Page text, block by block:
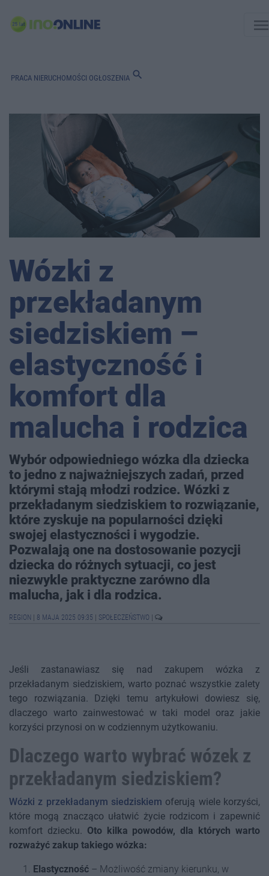
PRACA NIERUCHOMOŚCI OGŁOSZENIA search
Wózki z
przekładanym
siedziskiem –
elastyczność i
komfort dla
malucha i rodzica
Wybór odpowiedniego wózka dla dziecka
to jedno z najważniejszych zadań, przed
którymi stają młodzi rodzice. Wózki z
przekładanym siedziskiem to rozwiązanie,
które zyskuje na popularności dzięki
swojej elastyczności i wygodzie.
Pozwalają one na dostosowanie pozycji
dziecka do różnych sytuacji, co jest
niezwykle praktyczne zarówno dla
malucha, jak i dla rodzica.
REGION 8 MAJA 2025 09:35 SPOŁECZEŃSTWO
Jeśli zastanawiasz się nad zakupem wózka z
przekładanym siedziskiem, warto poznać wszystkie zalety
tego rozwiązania. Dzięki temu artykułowi dowiesz się,
dlaczego warto zainwestować w taki model oraz jakie
korzyści przynosi on w codziennym użytkowaniu.
Dlaczego warto wybrać wózek z
przekładanym siedziskiem?
Wózki z przekładanym siedziskiem oferują wiele korzyści,
które mogą znacząco ułatwić życie rodzicom i zapewnić
komfort dziecku. Oto kilka powodów, dla których warto
rozważyć zakup takiego wózka:
Elastyczność – Możliwość zmiany kierunku, w